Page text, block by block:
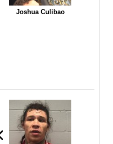
Joshua Culibao